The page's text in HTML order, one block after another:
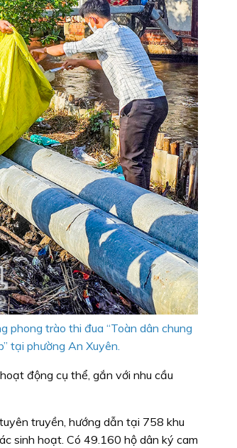
phong trào thi đua “Toàn dân chung
tại phường An Xuyên.
động cụ thể, gắn với nhu cầu
truyền, hướng dẫn tại 758 khu
sinh hoạt. Có 49.160 hộ dân ký cam